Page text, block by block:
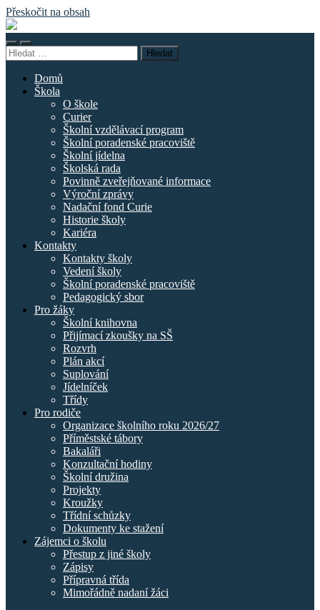
Přeskočit na obsah
Základní
škola
náměstí
Curieových
Přepnout
mobilní
Přepnout
vyhledávací
Vyhledávání
Domů
Škola
O škole
Curier
Školní vzdělávací program
Školní poradenské pracoviště
Školní jídelna
Školská rada
Povinně zveřejňované informace
Výroční zprávy
Nadační fond Curie
Historie školy
Kariéra
Kontakty
Kontakty školy
Vedení školy
Školní poradenské pracoviště
Pedagogický sbor
Pro žáky
Školní knihovna
Přijímací zkoušky na SŠ
Rozvrh
Plán akcí
Suplování
Jídelníček
Třídy
Pro rodiče
Organizace školního roku 2026/27
Příměstské tábory
Bakaláři
Konzultační hodiny
Školní družina
Projekty
Kroužky
Třídní schůzky
Dokumenty ke stažení
Zájemci o školu
Přestup z jiné školy
Zápisy
Přípravná třída
Mimořádně nadaní žáci